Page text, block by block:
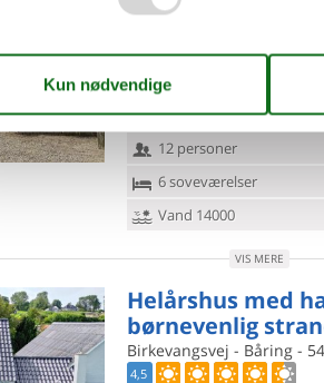
2,5
Indendørs Flot, rummelig og
350 m2 giver rigeligt
med
indeholder i stueetagen et
12 personer
6 soveværelser
Vand 14000
VIS MERE
Helårshus med
børnevenlig
Birkevangsvej - Båring -
4,5